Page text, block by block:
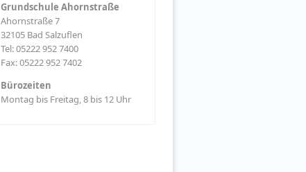
Grundschule Ahornstraße
Ahornstraße 7
32105 Bad Salzuflen
Tel: 05222 952 7400
Fax: 05222 952 7402
Bürozeiten
Montag bis Freitag, 8 bis 12 Uhr